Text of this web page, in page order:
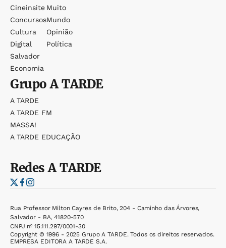
Cineinsite
Concursos
Cultura
Digital
Salvador
Economia
Muito
Mundo
Opinião
Política
GrupoA TARDE
A TARDE
A TARDE FM
MASSA!
A TARDE EDUCAÇÃO
RedesA TARDE
Rua Professor Milton Cayres de Brito, 204 - Caminho das Árvores,
Salvador - BA, 41820-570
CNPJ nº 15.111.297/0001-30
Copyright © 1996 - 2025 Grupo A TARDE. Todos os direitos reservados.
EMPRESA EDITORA A TARDE S.A.